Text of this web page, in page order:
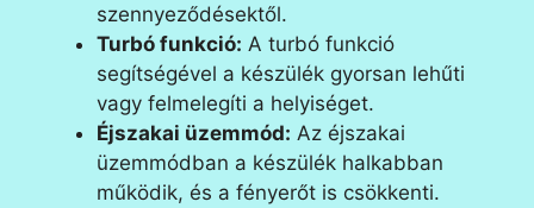
szennyeződésektől.
Turbó funkció: A turbó funkció
segítségével a készülék gyorsan lehűti
vagy felmelegíti a helyiséget.
Éjszakai üzemmód: Az éjszakai
üzemmódban a készülék halkabban
működik, és a fényerőt is csökkenti.